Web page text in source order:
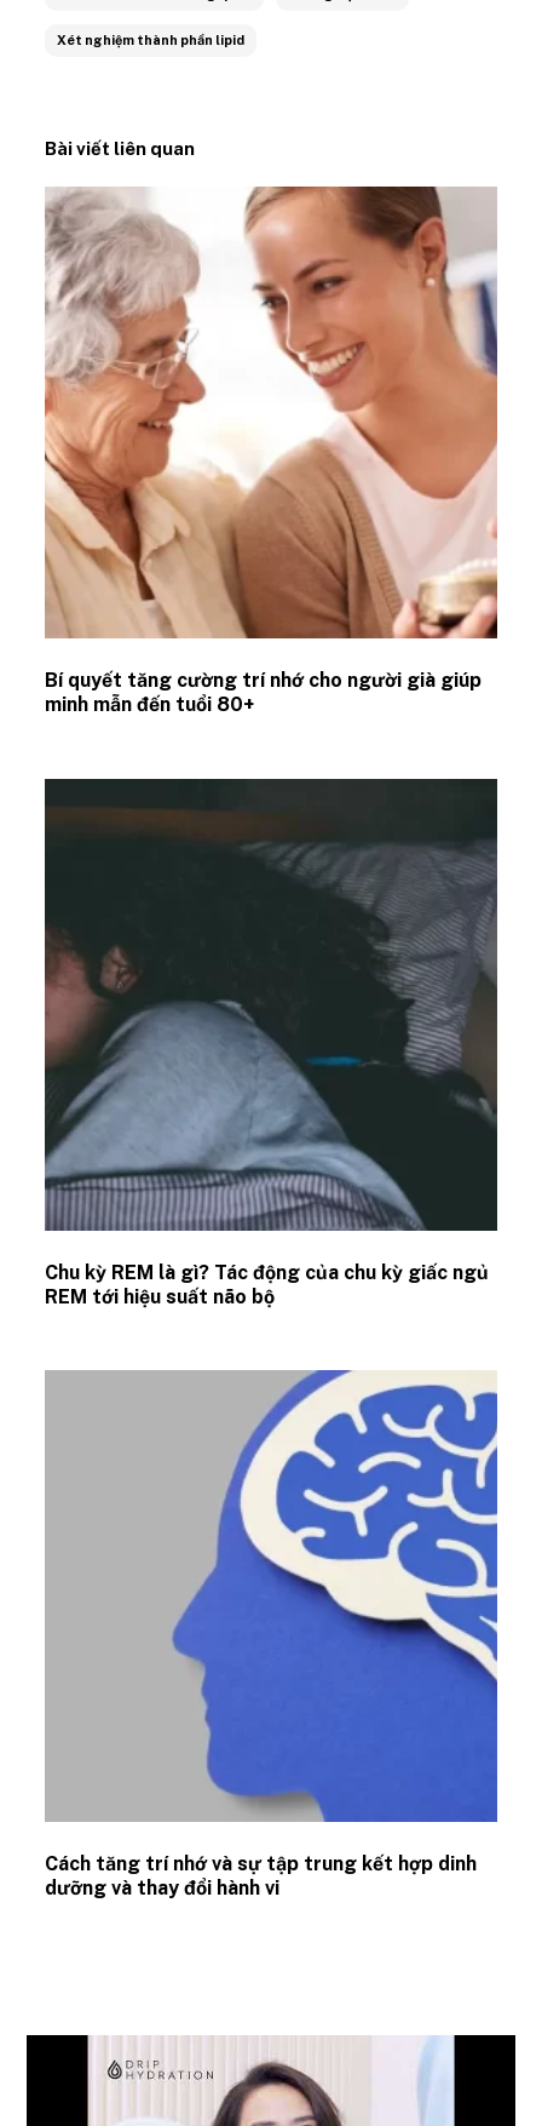
Xét nghiệm thành phần lipid
Bài viết liên quan
Bí quyết tăng cường trí nhớ cho người già giúp
minh mẫn đến tuổi 80+
Chu kỳ REM là gì? Tác động của chu kỳ giấc ngủ
REM tới hiệu suất não bộ
Cách tăng trí nhớ và sự tập trung kết hợp dinh
dưỡng và thay đổi hành vi